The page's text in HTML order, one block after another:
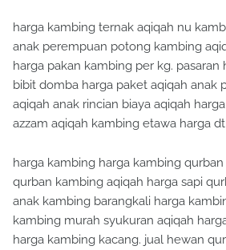
harga kambing ternak aqiqah nu
anak perempuan potong kambing
harga pakan kambing per kg. pasaran
bibit domba harga paket aqiqah anak
aqiqah anak rincian biaya aqiqah
azzam aqiqah kambing etawa harga
harga kambing harga kambing qurban
qurban kambing aqiqah harga sapi
anak kambing barangkali harga
kambing murah syukuran aqiqah
harga kambing kacang. jual hewan